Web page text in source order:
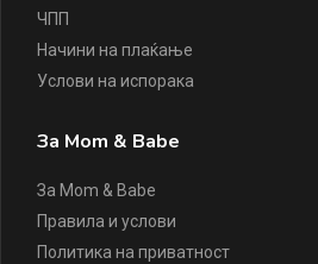
ЧПП
Начини на плаќање
Услови на испорака
За Mom & Babe
За Mom & Babe
Правила и услови
Политика на приватност